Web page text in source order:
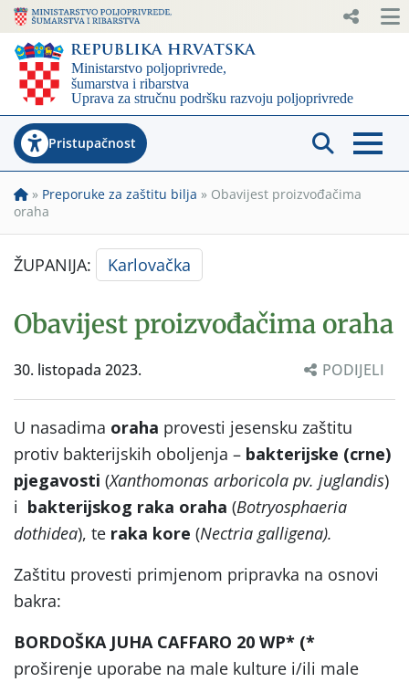
Pristupačnost
» Preporuke za zaštitu bilja » Obavijest proizvođačima
oraha
ŽUPANIJA: Karlovačka
Obavijest proizvođačima oraha
30. listopada 2023. PODIJELI
U nasadima oraha provesti jesensku zaštitu
protiv bakterijskih oboljenja – bakterijske (crne)
pjegavosti (Xanthomonas arboricola pv. juglandis)
i bakterijskog raka oraha (Botryosphaeria
dothidea), te raka kore (Nectria galligena).
Zaštitu provesti primjenom pripravka na osnovi
bakra:
BORDOŠKA JUHA CAFFARO 20 WP* (*
proširenje uporabe na male kulture i/ili male